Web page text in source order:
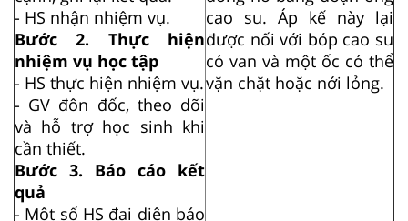
- HS nhận nhiệm vụ.
Bước 2. Thực hiện
nhiệm vụ học tập
- HS thực hiện nhiệm vụ.
- GV đôn đốc, theo dõi
và hỗ trợ học sinh khi
cần thiết.
Bước 3. Báo cáo kết
quả
- Một số HS đại diện báo
cao su. Áp kế này lại
được nối với bóp cao su
có van và một ốc có thể
vặn chặt hoặc nới lỏng.